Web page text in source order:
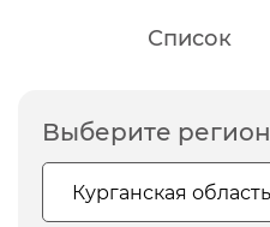
Список
Выберите регион